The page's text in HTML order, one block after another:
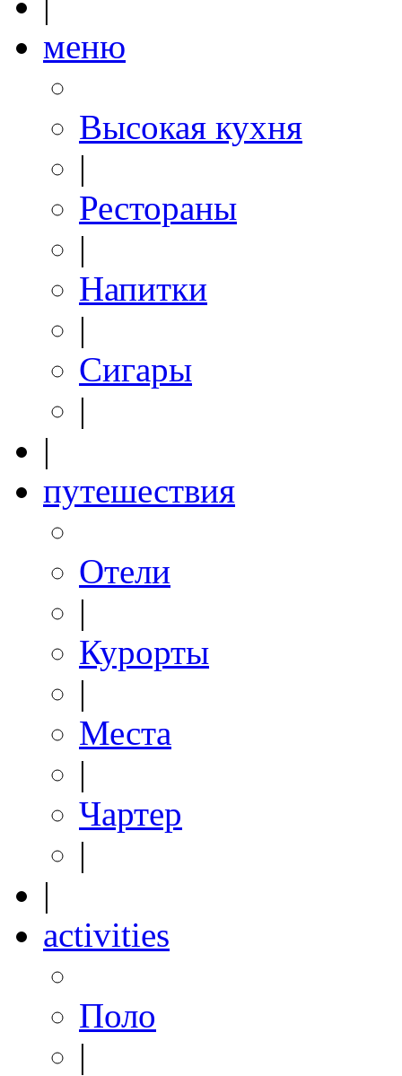
меню
Высокая кухня
|
Рестораны
|
Напитки
|
Сигары
|
|
путешествия
Отели
|
Курорты
|
Места
|
Чартер
|
|
activities
Поло
|